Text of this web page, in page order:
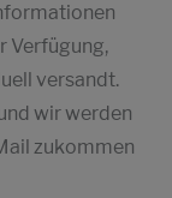
Verfügung,
versandt.
wir werden
zukommen